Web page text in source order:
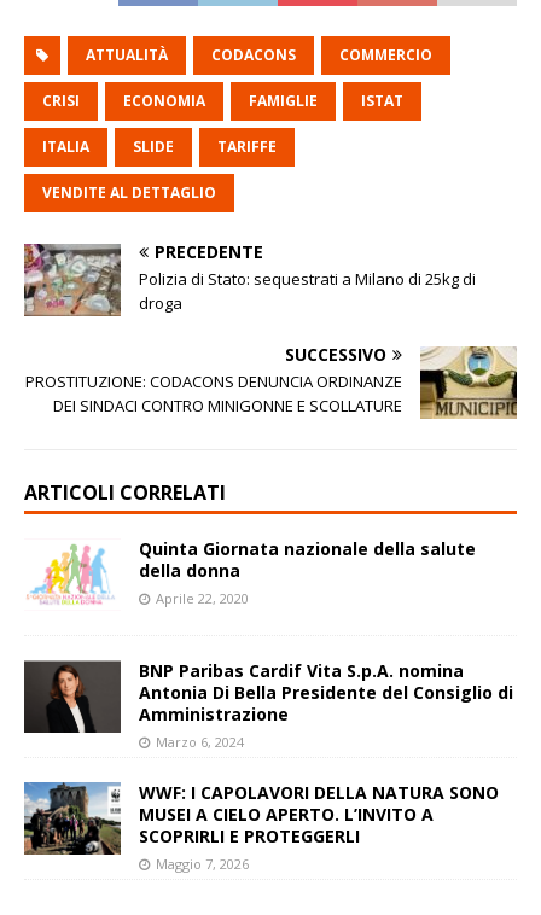
ATTUALITÀ CODACONS COMMERCIO
CRISI ECONOMIA FAMIGLIE ISTAT
ITALIA SLIDE TARIFFE
VENDITE AL DETTAGLIO
PRECEDENTE
Polizia di Stato: sequestrati a Milano di 25kg di
droga
SUCCESSIVO
PROSTITUZIONE: CODACONS DENUNCIA ORDINANZE
DEI SINDACI CONTRO MINIGONNE E SCOLLATURE
ARTICOLI CORRELATI
Quinta Giornata nazionale della salute
della donna
Aprile 22, 2020
BNP Paribas Cardif Vita S.p.A. nomina
Antonia Di Bella Presidente del Consiglio di
Amministrazione
Marzo 6, 2024
WWF: I CAPOLAVORI DELLA NATURA SONO
MUSEI A CIELO APERTO. L’INVITO A
SCOPRIRLI E PROTEGGERLI
Maggio 7, 2026